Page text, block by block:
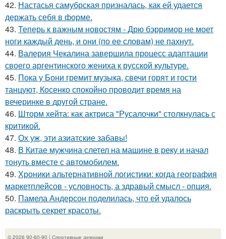
42. Настасья самубрская призналась, как ей удается
держать себя в форме.
43. Теперь к важным новостям - Дрю бэрримор не моет
ноги каждый день, и они (по ее словам) не пахнут.
44. Валерия Чекалина завершила процесс адаптации
своего аргентинского жениха к русской культуре.
45. Пока у Бони гремит музыка, свечи горят и гости
танцуют, Косенко спокойно проводит время на
вечеринке в другой стране.
46. Шторм хейта: как актриса "Русалочки" столкнулась с
критикой.
47. Ох уж, эти азиатские забавы!
48. В Китае мужчина слетел на машине в реку и начал
тонуть вместе с автомобилем.
49. Хроники альтернативной логистики: когда география
маркетплейсов - условность, а здравый смысл - опция.
50. Памела Андерсон поделилась, что ей удалось
раскрыть секрет красоты.
© 2026 90-60-90 | Спортивные девушки